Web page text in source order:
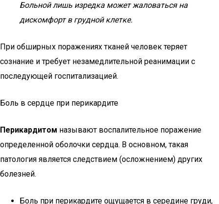
Больной лишь изредка может жаловаться на
дискомфорт в грудной клетке.
При обширных поражениях тканей человек теряет
сознание и требует незамедлительной реанимации с
последующей госпитализацией.
Боль в сердце при перикардите
Перикардитом называют воспалительное поражение
определенной оболочки сердца. В основном, такая
патология является следствием (осложнением) других
болезней.
Боль при перикардите ощущается в середине груди,